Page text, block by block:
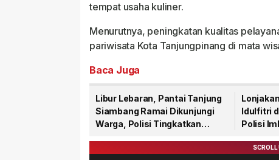
tempat usaha kuliner.
Menurutnya, peningkatan kualitas
pariwisata Kota Tanjungpinang di mata
Baca Juga
Libur Lebaran, Pantai Tanjung
Siambang Ramai Dikunjungi
Warga, Polisi Tingkatkan
Idulfitri
Polisi